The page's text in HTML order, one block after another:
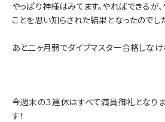
やっぱり神様はみてます。やればできるが
ことを思い知らされた結果となったのでし
あと二ヶ月弱でダイブマスター合格しな
今週末の３連休はすべて満員御礼となりま
す！